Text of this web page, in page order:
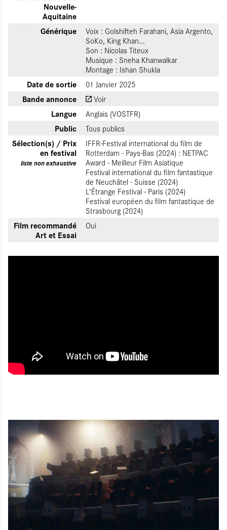
Nouvelle-
Aquitaine
Générique
Voix : Golshifteh Farahani, Asia Argento,
SoKo, King Khan...
Son : Nicolas Titeux
Musique : Sneha Khanwalkar
Montage : Ishan Shukla
Date de sortie 01 Janvier 2025
Bande annonce Voir
Langue Anglais (VOSTFR)
Public Tous publics
Sélection(s) / Prix
en festival
liste non exhaustive
IFFR-Festival international du film de
Rotterdam - Pays-Bas (2024) : NETPAC
Award - Meilleur Film Asiatique
Festival international du film fantastique
de Neuchâtel - Suisse (2024)
L'Étrange Festival - Paris (2024)
Festival européen du film fantastique de
Strasbourg (2024)
Film recommandé
Art et Essai
Oui